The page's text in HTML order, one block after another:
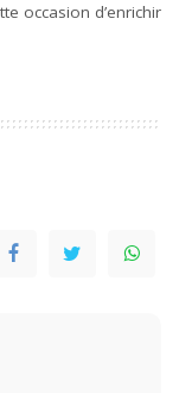
occasion d’enrichir